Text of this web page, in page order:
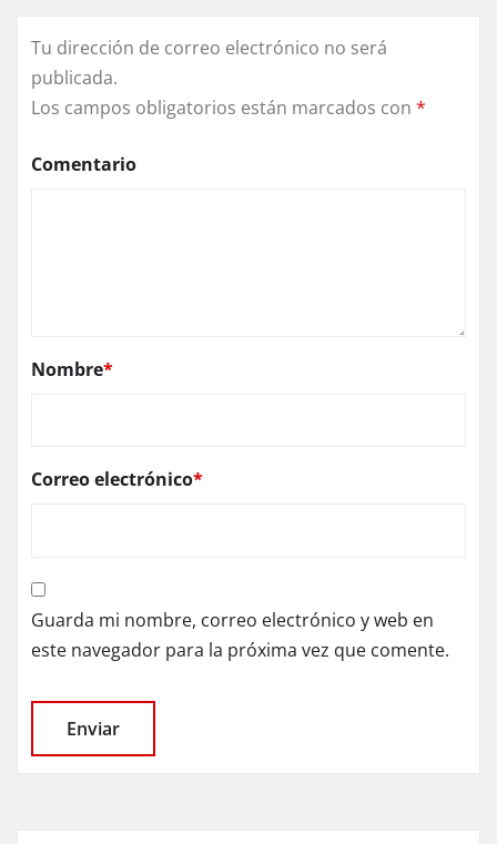
Tu dirección de correo electrónico no será
publicada.
Los campos obligatorios están marcados con *
Comentario
Nombre*
Correo electrónico*
Guarda mi nombre, correo electrónico y web en
este navegador para la próxima vez que comente.